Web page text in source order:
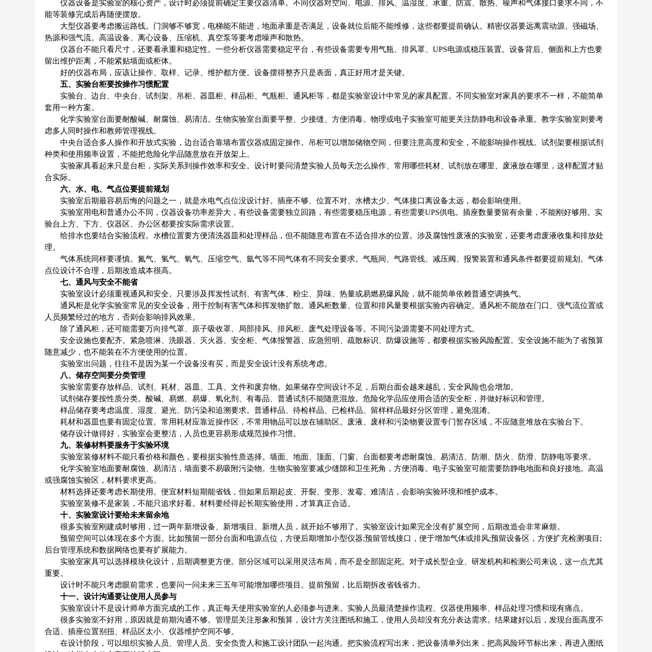
仪器设备是实验室的核心资产，设计时必须提前确定主要仪器清单。不同仪器对空间、电源、排风、温湿度、承重、防震、散热、噪声和气体接口要求不同，不
能等装修完成后再随便摆放。
大型仪器要考虑搬运路线。门洞够不够宽，电梯能不能进，地面承重是否满足，设备就位后能不能维修，这些都要提前确认。精密仪器要远离震动源、强磁场、
热源和强气流。高温设备、离心设备、压缩机、真空泵等要考虑噪声和散热。
仪器台不能只看尺寸，还要看承重和稳定性。一些分析仪器需要稳定平台，有些设备需要专用气瓶、排风罩、UPS电源或稳压装置。设备背后、侧面和上方也要
留出维护距离，不能紧贴墙面或柜体。
好的仪器布局，应该让操作、取样、记录、维护都方便。设备摆得整齐只是表面，真正好用才是关键。
五、实验台柜要按操作习惯配置
实验台、边台、中央台、试剂架、吊柜、器皿柜、样品柜、气瓶柜、通风柜等，都是实验室设计中常见的家具配置。不同实验室对家具的要求不一样，不能简单
套用一种方案。
化学实验室台面要耐酸碱、耐腐蚀、易清洁。生物实验室台面要平整、少接缝、方便消毒。物理或电子实验室可能更关注防静电和设备承重。教学实验室则要考
虑多人同时操作和教师管理视线。
中央台适合多人操作和开放式实验，边台适合靠墙布置仪器或固定操作。吊柜可以增加储物空间，但要注意高度和安全，不能影响操作视线。试剂架要根据试剂
种类和使用频率设置，不能把危险化学品随意放在开放架上。
实验家具看起来只是台柜，实际关系到操作效率和安全。设计时要问清楚实验人员每天怎么操作、常用哪些耗材、试剂放在哪里、废液放在哪里，这样配置才贴
合实际。
六、水、电、气点位要提前规划
实验室后期最容易后悔的问题之一，就是水电气点位没设计好。插座不够、位置不对、水槽太少、气体接口离设备太远，都会影响使用。
实验室用电和普通办公不同，仪器设备功率差异大，有些设备需要独立回路，有些需要稳压电源，有些需要UPS供电。插座数量要留有余量，不能刚好够用。实
验台上方、下方、仪器区、办公区都要按实际需求设置。
给排水也要结合实验流程。水槽位置要方便清洗器皿和处理样品，但不能随意布置在不适合排水的位置。涉及腐蚀性废液的实验室，还要考虑废液收集和排放处
理。
气体系统同样要谨慎。氮气、氢气、氧气、压缩空气、氩气等不同气体有不同安全要求。气瓶间、气路管线、减压阀、报警装置和通风条件都要提前规划。气体
点位设计不合理，后期改造成本很高。
七、通风与安全不能省
实验室设计必须重视通风和安全。只要涉及挥发性试剂、有害气体、粉尘、异味、热量或易燃易爆风险，就不能简单依赖普通空调换气。
通风柜是化学实验室常见的安全设备，用于控制有害气体和挥发物扩散。通风柜数量、位置和排风量要根据实验内容确定。通风柜不能放在门口、强气流位置或
人员频繁经过的地方，否则会影响排风效果。
除了通风柜，还可能需要万向排气罩、原子吸收罩、局部排风、排风柜、废气处理设备等。不同污染源需要不同处理方式。
安全设施也要配齐。紧急喷淋、洗眼器、灭火器、安全柜、气体报警器、应急照明、疏散标识、防爆设施等，都要根据实验风险配置。安全设施不能为了省预算
随意减少，也不能装在不方便使用的位置。
实验室出问题，往往不是因为某一个设备没有买，而是安全设计没有系统考虑。
八、储存空间要分类管理
实验室需要存放样品、试剂、耗材、器皿、工具、文件和废弃物。如果储存空间设计不足，后期台面会越来越乱，安全风险也会增加。
试剂储存要按性质分类。酸碱、易燃、易爆、氧化剂、有毒品、普通试剂不能随意混放。危险化学品应使用合适的安全柜，并做好标识和管理。
样品储存要考虑温度、湿度、避光、防污染和追溯要求。普通样品、待检样品、已检样品、留样样品最好分区管理，避免混淆。
耗材和器皿也要有固定位置。常用耗材应靠近操作区，不常用物品可以放在辅助区。废液、废样和污染物要设置专门暂存区域，不应随意堆放在实验台下。
储存设计做得好，实验室会更整洁，人员也更容易形成规范操作习惯。
九、装修材料要服务于实验环境
实验室装修材料不能只看价格和颜色，要根据实验性质选择。墙面、地面、顶面、门窗、台面都要考虑耐腐蚀、易清洁、防潮、防火、防滑、防静电等要求。
化学实验室地面要耐腐蚀、易清洁，墙面要不易吸附污染物。生物实验室要减少缝隙和卫生死角，方便消毒。电子实验室可能需要防静电地面和良好接地。高温
或强腐蚀实验区，材料要求更高。
材料选择还要考虑长期使用。便宜材料短期能省钱，但如果后期起皮、开裂、变形、发霉、难清洁，会影响实验环境和维护成本。
实验室装修不是家装，不能只追求好看。材料要经得起长期实验使用，才算真正合适。
十、实验室设计要给未来留余地
很多实验室刚建成时够用，过一两年新增设备、新增项目、新增人员，就开始不够用了。实验室设计如果完全没有扩展空间，后期改造会非常麻烦。
预留空间可以体现在多个方面。比如预留一部分台面和电源点位，方便后期增加小型仪器;预留管线接口，便于增加气体或排风;预留设备区，方便扩充检测项目;
后台管理系统和数据网络也要有扩展能力。
实验室家具可以选择模块化设计，后期调整更方便。部分区域可以采用灵活布局，而不是全部固定死。对于成长型企业、研发机构和检测公司来说，这一点尤其
重要。
设计时不能只考虑眼前需求，也要问一问未来三五年可能增加哪些项目。提前预留，比后期拆改省钱省力。
十一、设计沟通要让使用人员参与
实验室设计不是设计师单方面完成的工作，真正每天使用实验室的人必须参与进来。实验人员最清楚操作流程、仪器使用频率、样品处理习惯和现有痛点。
很多实验室不好用，原因就是前期沟通不够。管理层关注形象和预算，设计方关注图纸和施工，使用人员却没有充分表达需求。结果建好以后，发现台面高度不
合适、插座位置别扭、样品区太小、仪器维护空间不够。
在设计阶段，可以组织实验人员、管理人员、安全负责人和施工设计团队一起沟通。把实验流程写出来，把设备清单列出来，把高风险环节标出来，再进入图纸